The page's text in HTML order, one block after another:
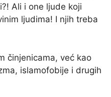
Ali i one ljude koji
ljudima! I njih treba
činjenicama, već kao
islamofobije i drugih